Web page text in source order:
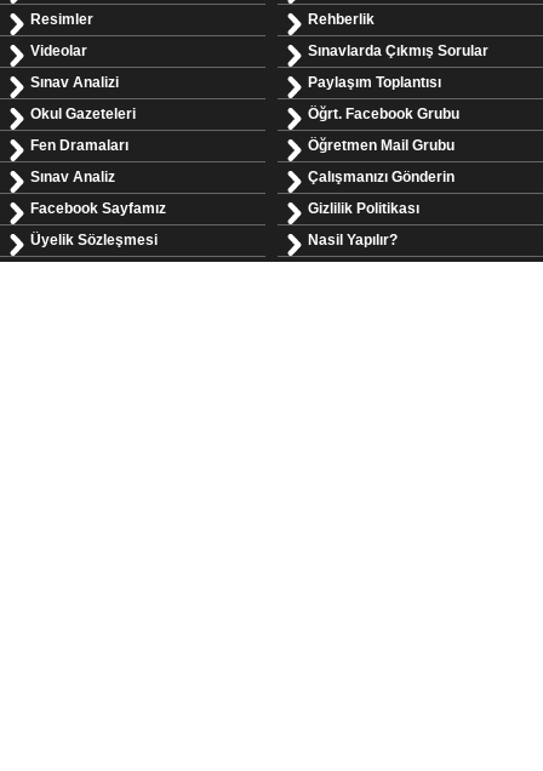
Resimler
Videolar
Sınav Analizi
Okul Gazeteleri
Fen Dramaları
Sınav Analiz
Facebook Sayfamız
Üyelik Sözleşmesi
Rehberlik
Sınavlarda Çıkmış Sorular
Paylaşım Toplantısı
Öğrt. Facebook Grubu
Öğretmen Mail Grubu
Çalışmanızı Gönderin
Gizlilik Politikası
Nasil Yapılır?